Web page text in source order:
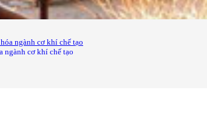
ngành cơ khí chế tạo